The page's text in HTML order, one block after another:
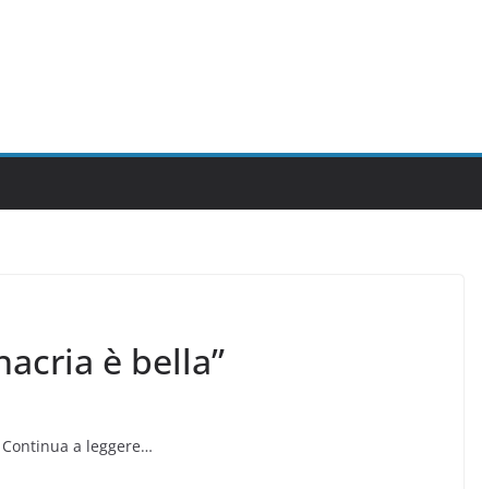
è bella”
a leggere…